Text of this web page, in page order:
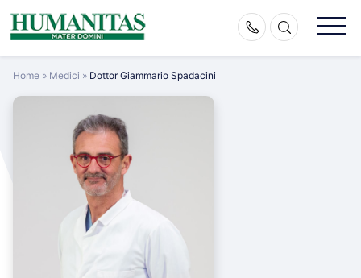
Skip
to
Home » Medici » Dottor Giammario Spadacini